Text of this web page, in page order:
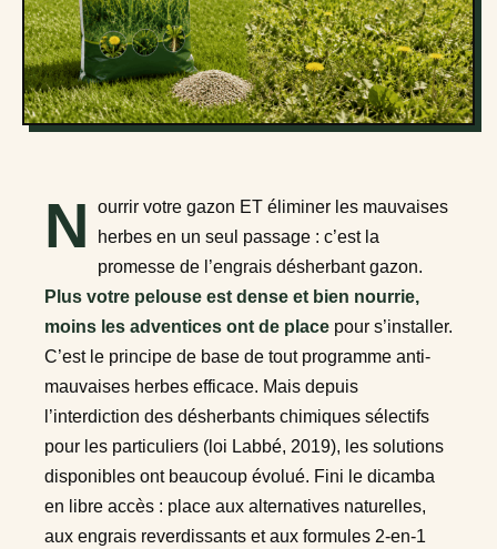
N
ourrir votre gazon ET éliminer les mauvaises
herbes en un seul passage : c’est la
promesse de l’engrais désherbant gazon.
Plus votre pelouse est dense et bien nourrie,
moins les adventices ont de place pour s’installer.
C’est le principe de base de tout programme anti-
mauvaises herbes efficace. Mais depuis
l’interdiction des désherbants chimiques sélectifs
pour les particuliers (loi Labbé, 2019), les solutions
disponibles ont beaucoup évolué. Fini le dicamba
en libre accès : place aux alternatives naturelles,
aux engrais reverdissants et aux formules 2-en-1